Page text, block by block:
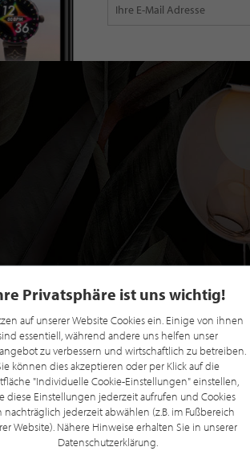
Privatsphäre ist uns wichtig!
auf unserer Website Cookies ein. Einige von ihnen
essentiell, während andere uns helfen unser
zu verbessern und wirtschaftlich zu betreiben.
können dies akzeptieren oder per Klick auf die
"Individuelle Cookie-Einstellungen" einstellen,
diese Einstellungen jederzeit aufrufen und Cookies
nachträglich jederzeit abwählen (z.B. im Fußbereich
Website). Nähere Hinweise erhalten Sie in unserer
Datenschutzerklärung.